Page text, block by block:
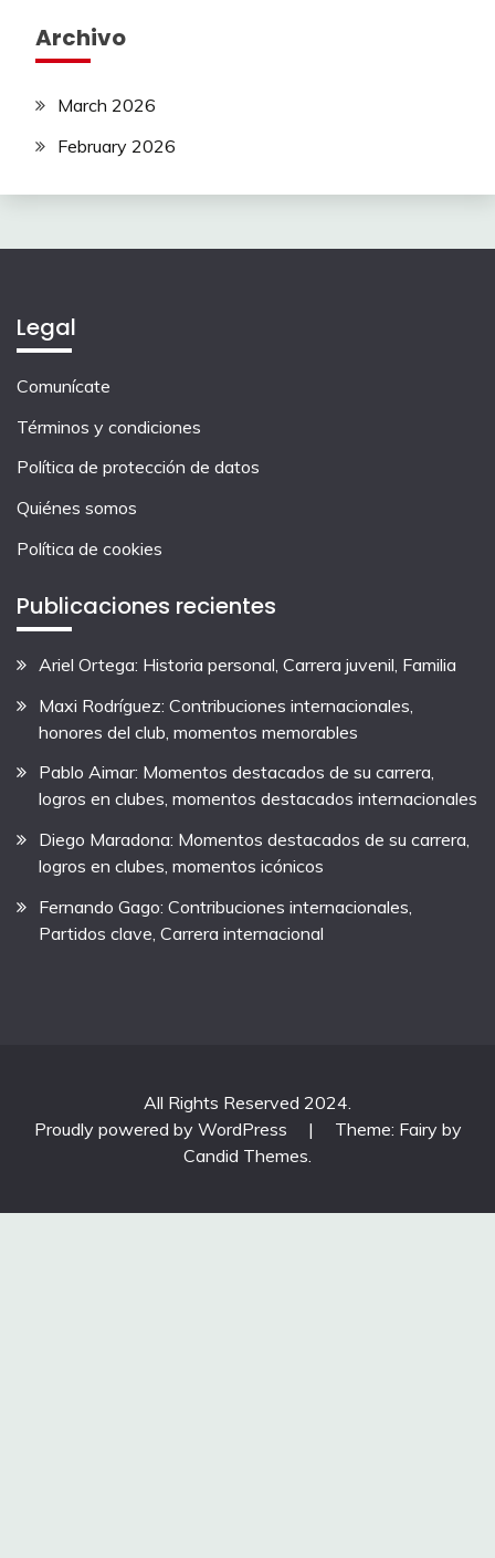
Archivo
March 2026
February 2026
Legal
Comunícate
Términos y condiciones
Política de protección de datos
Quiénes somos
Política de cookies
Publicaciones recientes
Ariel Ortega: Historia personal, Carrera juvenil, Familia
Maxi Rodríguez: Contribuciones internacionales,
honores del club, momentos memorables
Pablo Aimar: Momentos destacados de su carrera,
logros en clubes, momentos destacados internacionales
Diego Maradona: Momentos destacados de su carrera,
logros en clubes, momentos icónicos
Fernando Gago: Contribuciones internacionales,
Partidos clave, Carrera internacional
All Rights Reserved 2024.
Proudly powered by WordPress
|
Theme: Fairy by
Candid Themes